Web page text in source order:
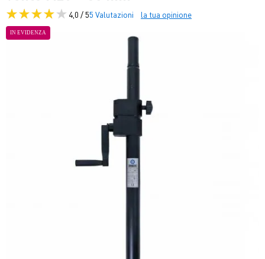
4,0 / 55 Valutazioni la tua opinione
IN EVIDENZA